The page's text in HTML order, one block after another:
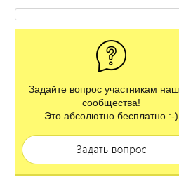
Задайте вопрос участникам
сообщества!
Это абсолютно бесплатно :-)